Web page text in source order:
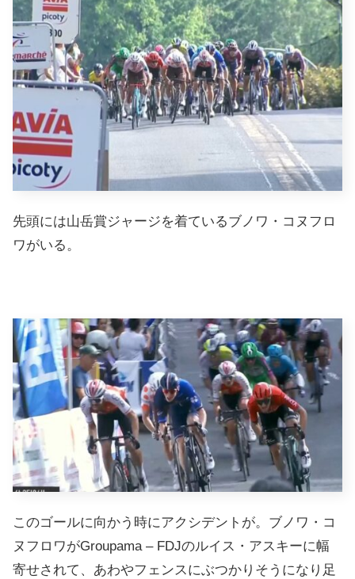
先頭には山岳賞ジャージを着ているブノワ・コヌフロ
ワがいる。
このゴールに向かう時にアクシデントが。ブノワ・コ
ヌフロワがGroupama – FDJのルイス・アスキーに幅
寄せされて、あわやフェンスにぶつかりそうになり足